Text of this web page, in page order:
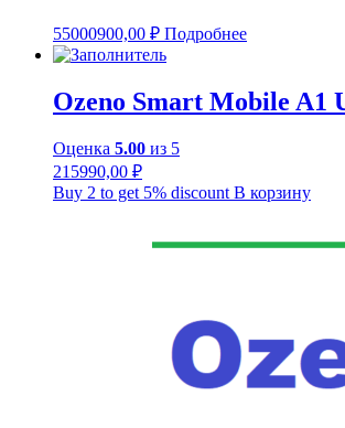
55000900,00 ₽ Подробнее
Ozeno Smart Mobile A1
Оценка 5.00 из 5
215990,00 ₽
Buy 2 to get 5% discount В корзину